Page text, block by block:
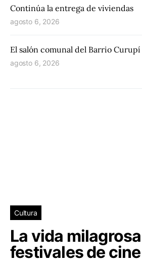
Continúa la entrega de viviendas
agosto 6, 2026
El salón comunal del Barrio
agosto 6, 2026
Cultura
La vida
festivales de cine